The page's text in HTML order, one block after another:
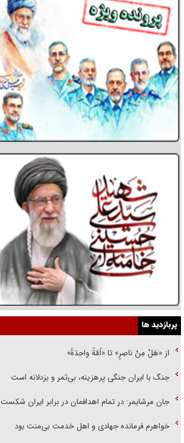
پربازدید ها
از «هَلْ مِنْ ناصِرٍ» تا «اُمَّةً واحِدَةً»
جنگ با ایران جنگی پرهزینه، بی‌ثمر و بزدلانه است
جان مرشایمر: در تمام اهدافمان در برابر ایران
خواهرم فرمانده جهادی و اهل خدمت بی‌منت بود